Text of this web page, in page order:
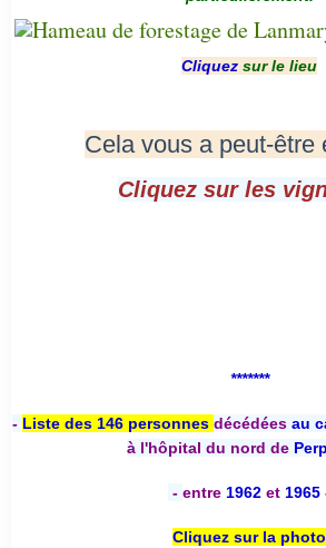
Cliquez sur le lieu
Cela vous a peut-être
Cliquez sur les
*******
- Liste des 146 personnes décédées au
à l'hôpital du nord de
- entre 1962 et 1965
Cliquez sur la photo